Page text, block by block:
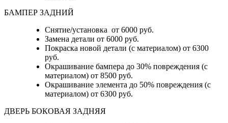
БАМПЕР ЗАДНИЙ
Снятие/установка от 6000 руб.
Замена детали от 6000 руб.
Покраска новой детали (с материалом) от 6300
руб.
Окрашивание бампера до 30% повреждения (с
материалом) от 8500 руб.
Окрашивание элемента до 50% повреждения (с
материалом) от 6300 руб.
ДВЕРЬ БОКОВАЯ ЗАДНЯЯ